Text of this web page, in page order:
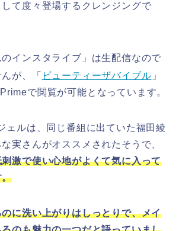
て度々登場するクレンジングで
のインスタライブ」は生配信なので
が、「 ビューティーザバイブル 」
で閲覧が可能となっています。
ェルは、同じ番組に出ていた福田綾
実さんがオススメされたそうで、
激で使い心地がよくて気に入って
。
に洗い上がりはしっとりで、メイ